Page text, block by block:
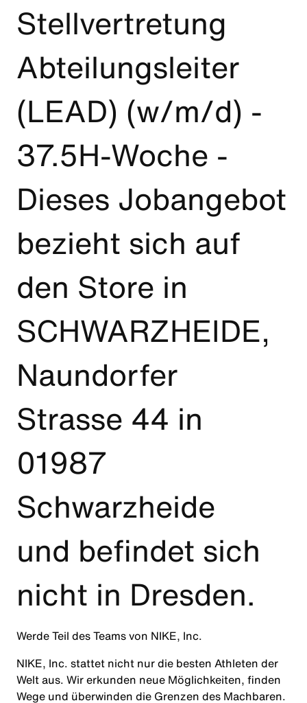
Stellvertretung
Abteilungsleiter
(LEAD) (w/m/d) -
37.5H-Woche -
Dieses Jobangebot
bezieht sich auf
den Store in
SCHWARZHEIDE,
Naundorfer
Strasse 44 in
01987
Schwarzheide
und befindet sich
nicht in Dresden.
Werde Teil des Teams von NIKE, Inc.
NIKE, Inc. stattet nicht nur die besten Athleten der
Welt aus. Wir erkunden neue Möglichkeiten, finden
Wege und überwinden die Grenzen des Machbaren.